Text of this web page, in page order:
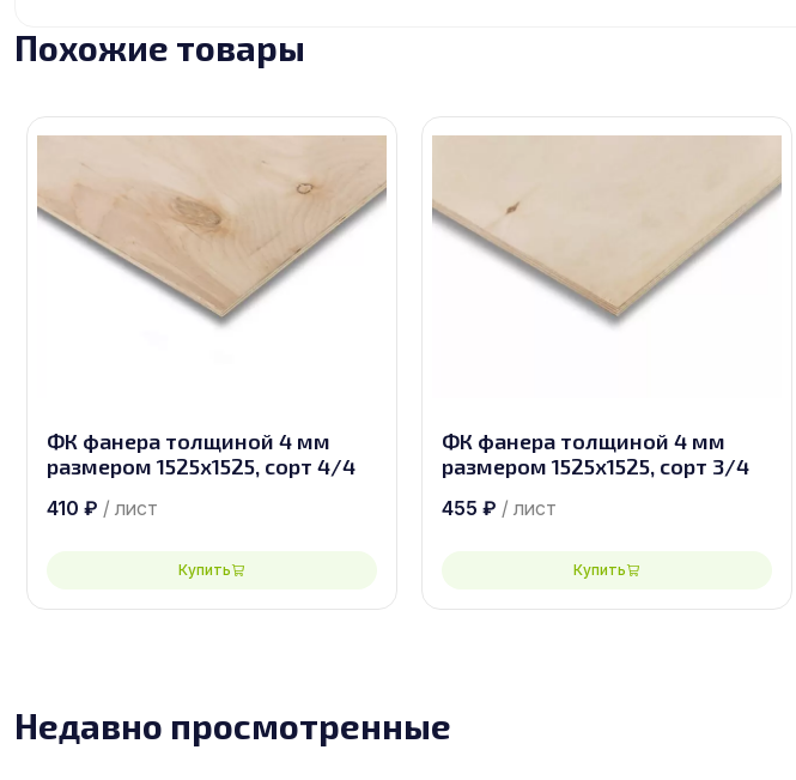
Похожие товары
ФК фанера толщиной 4 мм
размером 1525х1525, сорт 4/4
410 ₽ / лист
Купить
ФК фанера толщиной 4 мм
размером 1525х1525, сорт 3/4
455 ₽ / лист
Купить
Недавно просмотренные